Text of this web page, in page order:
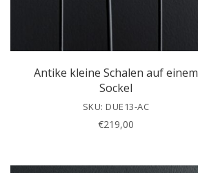
Antike kleine Schalen auf einem
Sockel
SKU: DUE13-AC
€219,00